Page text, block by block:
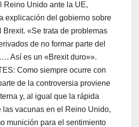
Reino Unido ante la UE,
explicación del gobierno sobre
Brexit. «Se trata de problemas
de no formar parte del
Así es un «Brexit duro»».
Como siempre ocurre con
de la controversia proviene
y, al igual que la rápida
las vacunas en el Reino Unido,
munición para el sentimiento